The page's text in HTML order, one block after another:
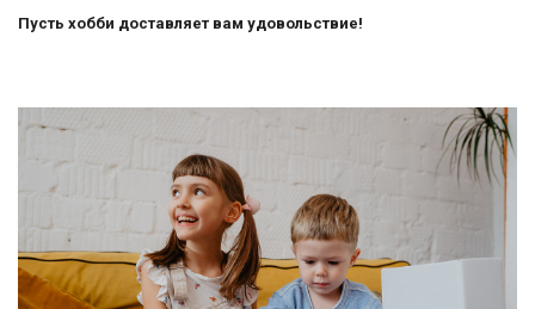
Пусть хобби доставляет вам удовольствие!